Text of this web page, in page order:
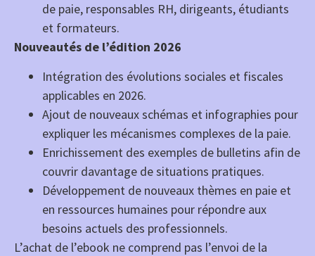
de paie, responsables RH, dirigeants, étudiants
et formateurs.
Nouveautés de l’édition 2026
Intégration des évolutions sociales et fiscales
applicables en 2026.
Ajout de nouveaux schémas et infographies pour
expliquer les mécanismes complexes de la paie.
Enrichissement des exemples de bulletins afin de
couvrir davantage de situations pratiques.
Développement de nouveaux thèmes en paie et
en ressources humaines pour répondre aux
besoins actuels des professionnels.
L’achat de l’ebook ne comprend pas l’envoi de la